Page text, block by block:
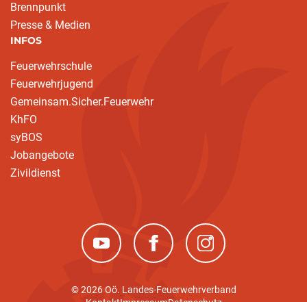
Brennpunkt
Presse & Medien
INFOS
Feuerwehrschule
Feuerwehrjugend
Gemeinsam.Sicher.Feuerwehr
KhFO
syBOS
Jobangebote
Zivildienst
(neues Fenster)(neues Fenster)(neues Fenster)
© 2026 Oö. Landes-Feuerwehrverband